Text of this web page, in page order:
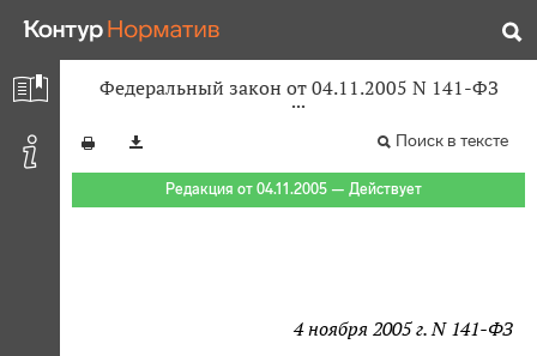
Федеральный закон от 04.11.2005 N 141-ФЗ
Поиск в тексте
Редакция от 04.11.2005 — Действует
4 ноября 2005 г. N 141-ФЗ